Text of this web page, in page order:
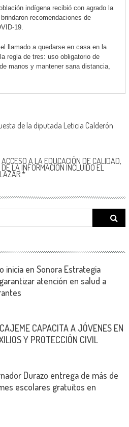
indígena recibió con agrado la
recomendaciones de
19.
llamado a quedarse en casa en la
regla de tres: uso obligatorio de
manos y mantener sana distancia,
de la diputada Leticia Calderón
A LA EDUCACIÓN DE CALIDAD,
LA INFORMACIÓN INCLUIDO EL
Search
inicia en Sonora Estrategia
atención en salud a
CAPACITA A JÓVENES EN
Y PROTECCIÓN CIVIL
Durazo entrega de más de
escolares gratuitos en